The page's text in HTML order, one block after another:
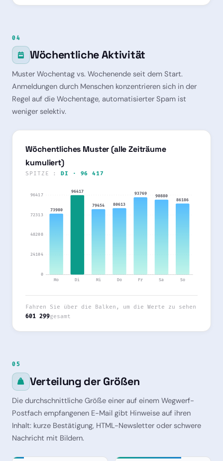
04
Wöchentliche Aktivität
Muster Wochentag vs. Wochenende seit dem Start.
Anmeldungen durch Menschen konzentrieren sich in der
Regel auf die Wochentage, automatisierter Spam ist
weniger selektiv.
Wöchentliches Muster (alle Zeiträume
kumuliert)
SPITZE : DI · 96 417
96417
72313
48208
24104
0
Mo
73980
Di
96417
Mi
79454
Do
80613
Fr
93769
Sa
90880
So
86186
Fahren Sie über die Balken, um die Werte zu sehen
601 299gesamt
05
Verteilung der Größen
Die durchschnittliche Größe einer auf einem Wegwerf-
Postfach empfangenen E-Mail gibt Hinweise auf ihren
Inhalt: kurze Bestätigung, HTML-Newsletter oder schwere
Nachricht mit Bildern.